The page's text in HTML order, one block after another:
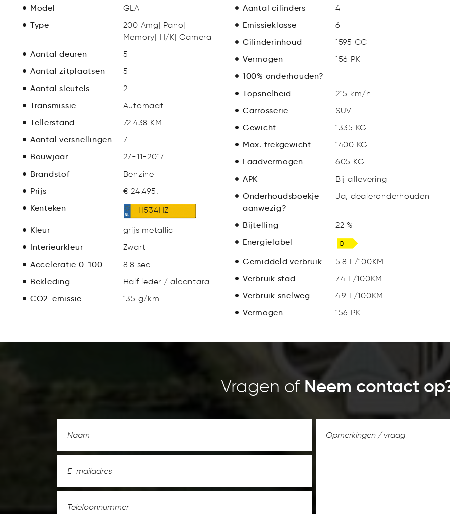
Model
GLA
Type
200 Amg| Pano|
Memory| H/K| Camera
Aantal deuren
5
Aantal zitplaatsen
5
Aantal sleutels
2
Transmissie
Automaat
Tellerstand
72.438 KM
Aantal versnellingen
7
Bouwjaar
27-11-2017
Brandstof
Benzine
Prijs
€ 24.495,-
Kenteken
H534HZ
Kleur
grijs metallic
Interieurkleur
Zwart
Acceleratie 0-100
8.8 sec.
Bekleding
Half leder / alcantara
CO2-emissie
135 g/km
Aantal cilinders
4
Emissieklasse
6
Cilinderinhoud
1595 CC
Vermogen
156 PK
100% onderhouden?
Topsnelheid
215 km/h
Carrosserie
SUV
Gewicht
1335 KG
Max. trekgewicht
1400 KG
Laadvermogen
605 KG
APK
Bij aflevering
Onderhoudsboekje
aanwezig?
Ja, dealeronderhouden
Bijtelling
22 %
Energielabel
Gemiddeld verbruik
5.8 L/100KM
Verbruik stad
7.4 L/100KM
Verbruik snelweg
4.9 L/100KM
Vermogen
156 PK
Vragen of Neem contact